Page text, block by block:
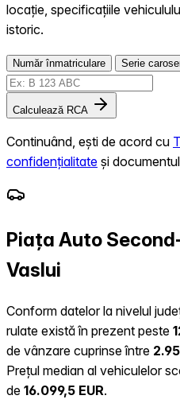
locație, specificațiile
istoric.
Număr înmatriculare Serie
Calculează RCA
Continuând, ești de acord cu
confidențialitate și documentul
Piața Auto
Vaslui
Conform datelor la nivelul
rulate există în prezent peste
de vânzare cuprinse între
Prețul median al vehiculelor
de 16.099,5 EUR.